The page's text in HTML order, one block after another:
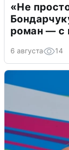
«Не
роман — с
6 августа 14